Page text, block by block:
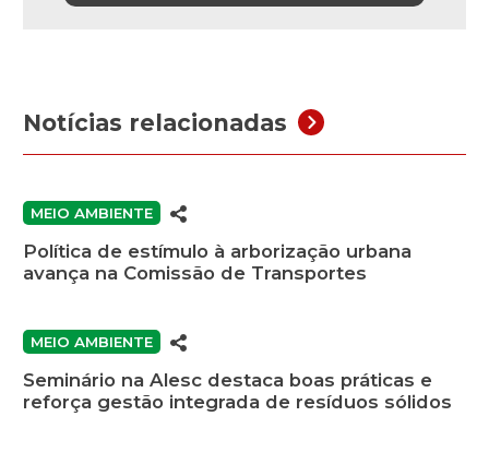
Notícias relacionadas
MEIO AMBIENTE
Política de estímulo à arborização urbana
avança na Comissão de Transportes
MEIO AMBIENTE
Seminário na Alesc destaca boas práticas e
reforça gestão integrada de resíduos sólidos